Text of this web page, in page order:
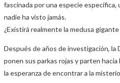
fascinada por una especie específica,
nadie ha visto jamás.
¿Existirá realmente la medusa
Después de años de investigación, la
ponen sus parkas rojas y parten
la esperanza de encontrar a la